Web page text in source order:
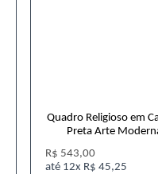
Quadro Religioso em
Preta Arte
R$ 543,00
12x R$ 45,25